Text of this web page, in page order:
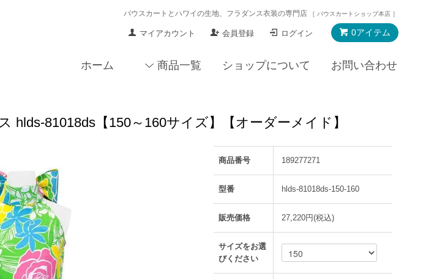
パウスカートとハワイの生地、フラダンス衣装の専門店 ［ パウスカートショップ本店 ］
0アイテム
マイアカウント 会員登録 ログイン
ホーム 商品一覧 ショップについて お問い合わせ
hlds-81018ds【150～160サイズ】【オーダーメイド】
商品番号 189277271
型番 hlds-81018ds-150-160
販売価格 27,220円(税込)
サイズをお選
びください